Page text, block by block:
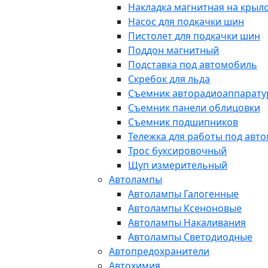
Накладка магнитная на
Насос для подкачки шин
Пистолет для подкачки шин
Поддон магнитный
Подставка под автомобиль
Скребок для льда
Съемник
Съемник панели облицовки
Съемник подшипников
Тележка для работы под
Трос буксировочный
Щуп измерительный
Автолампы
Автолампы Галогенные
Автолампы Ксеноновые
Автолампы Накаливания
Автолампы Светодиодные
Автопредохранители